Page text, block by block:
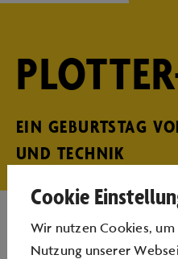
EIN GEBURTSTAG
UND TECHNIK
In diesem einzigartigen
Cookie
Wir nutzen Cookies,
Nutzung unserer